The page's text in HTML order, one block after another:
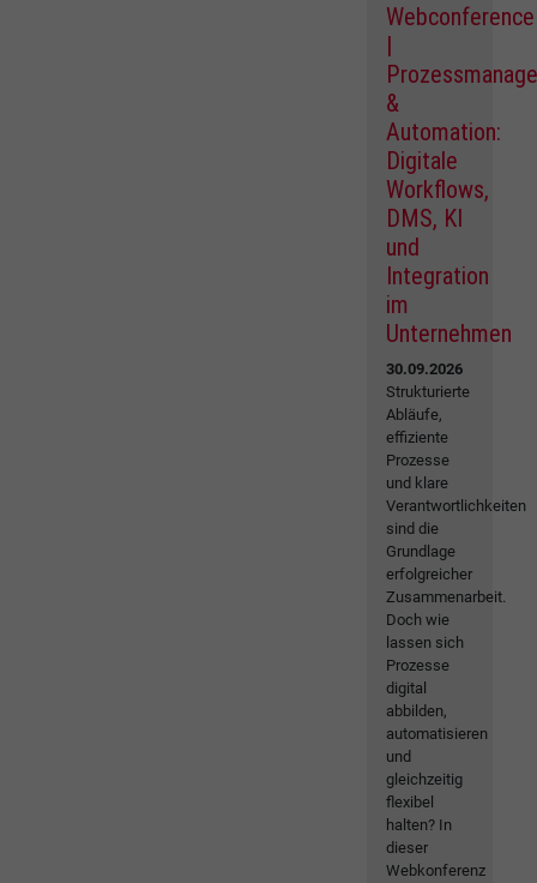
Webconference
|
&
Automation:
Digitale
Workflows,
DMS, KI
und
Integration
im
Unternehmen
30.09.2026
Strukturierte
Abläufe,
effiziente
Prozesse
und klare
Verantwortlichkeiten
sind die
Grundlage
erfolgreicher
Zusammenarbeit.
Doch wie
lassen sich
Prozesse
digital
abbilden,
automatisieren
und
gleichzeitig
flexibel
halten? In
dieser
Webkonferenz